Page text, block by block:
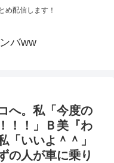
め配信します！
バww
へ。私「今度の
！！」Ｂ美『わ
「いいよ＾＾」
の人が車に乗り